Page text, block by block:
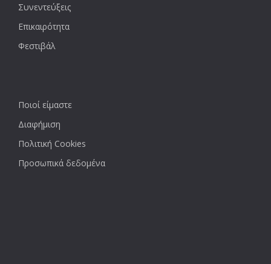
Συνεντεύξεις
Επικαιρότητα
Φεστιβάλ
Ποιοί είμαστε
Διαφήμιση
Πολιτική Cookies
Προσωπικά δεδομένα